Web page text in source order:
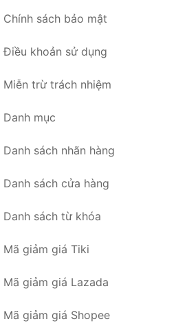
Chính sách bảo mật
Điều khoản sử dụng
Miễn trừ trách nhiệm
Danh mục
Danh sách nhãn hàng
Danh sách cửa hàng
Danh sách từ khóa
Mã giảm giá Tiki
Mã giảm giá Lazada
Mã giảm giá Shopee